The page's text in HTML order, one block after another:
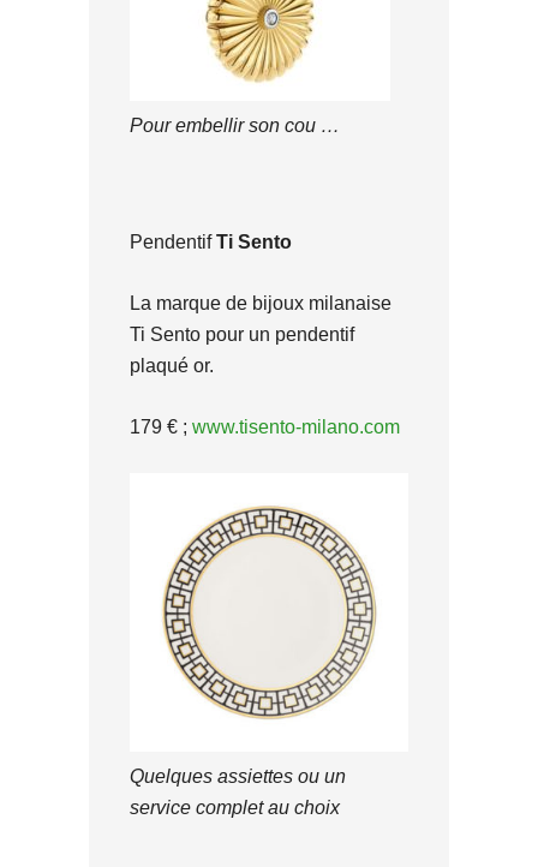
Pour embellir son cou …
PendentifTi Sento
La marque de bijoux milanaise
Ti Sento pour un pendentif
plaqué or.
179 € ; www.tisento-milano.com
Quelques assiettes ou un
service complet au choix